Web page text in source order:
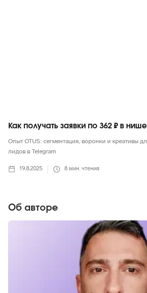
Как получать заявки по 362 ₽ в
Опыт OTUS: сегментация, воронки и креативы
лидов в Telegram
19.8.2025 8 мин. чтения
Об авторе